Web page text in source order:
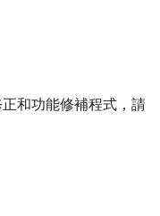
和功能修補程式，請